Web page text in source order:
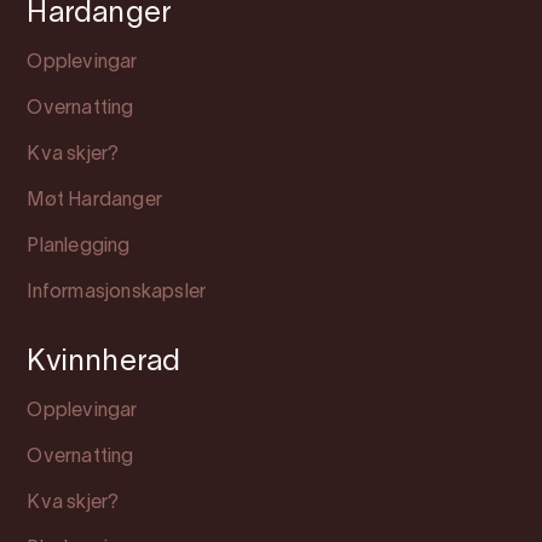
Hardanger
Opplevingar
Overnatting
Kva skjer?
Møt Hardanger
Planlegging
Informasjonskapsler
Kvinnherad
Opplevingar
Overnatting
Kva skjer?